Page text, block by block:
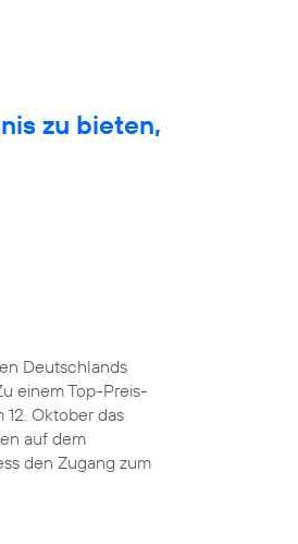
zu bieten,
Deutschlands
einem Top-Preis-
Oktober das
auf dem
den Zugang zum